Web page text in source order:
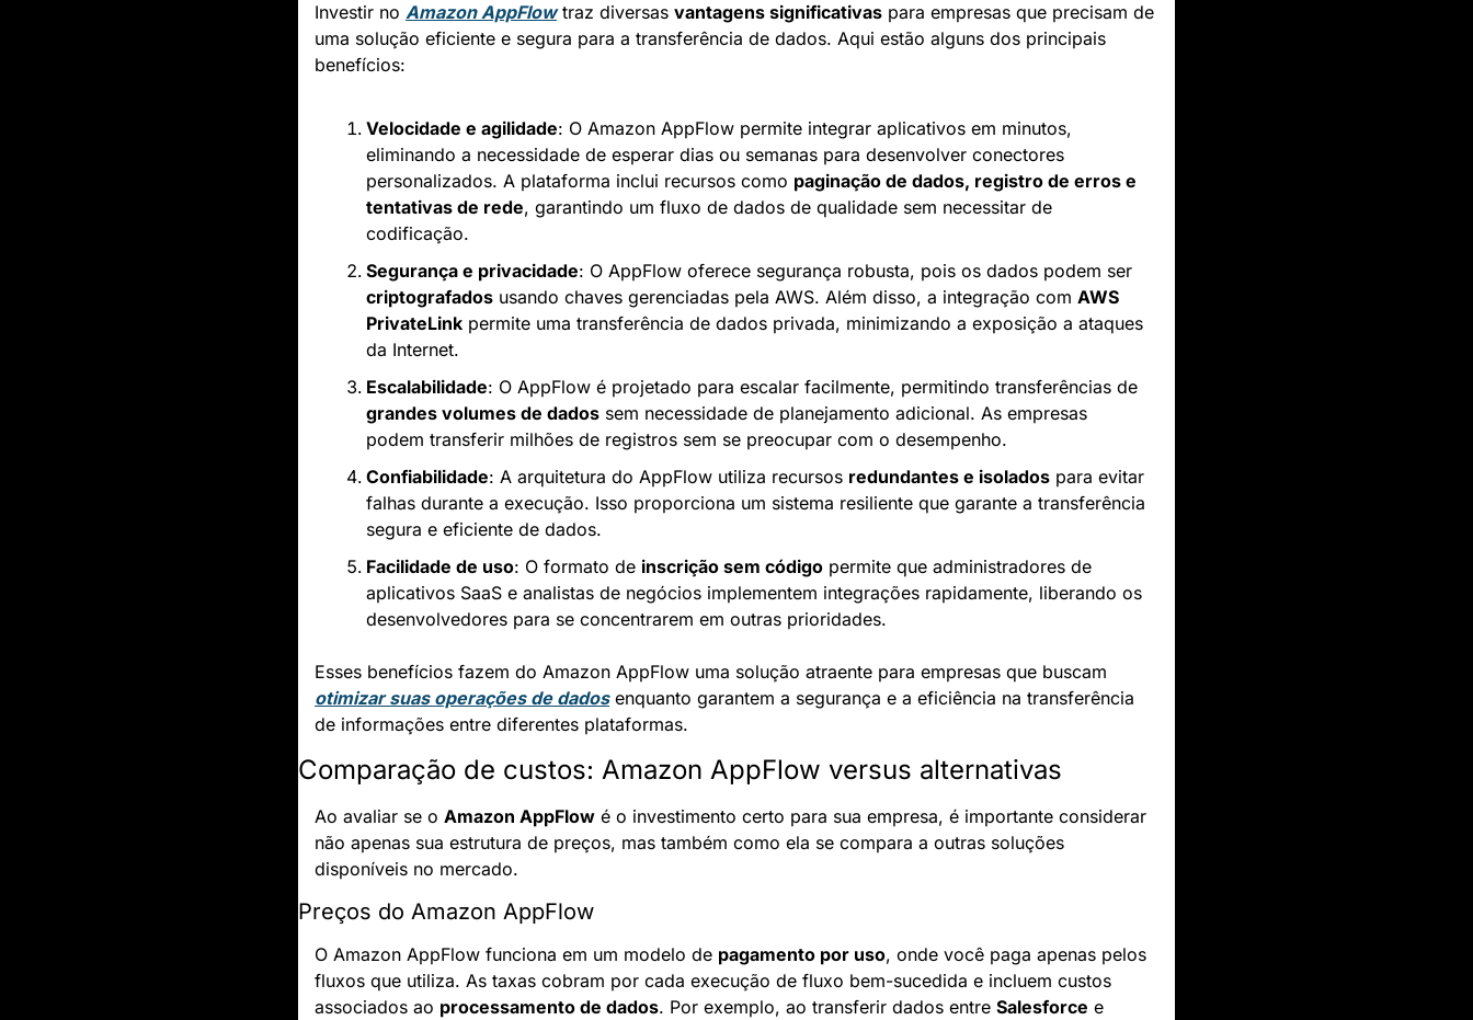
Investir no Amazon AppFlow traz diversas vantagens significativas para empresas que precisam de
uma solução eficiente e segura para a transferência de dados. Aqui estão alguns dos principais
benefícios:
Velocidade e agilidade: O Amazon AppFlow permite integrar aplicativos em minutos,
eliminando a necessidade de esperar dias ou semanas para desenvolver conectores
personalizados. A plataforma inclui recursos como paginação de dados, registro de erros e
tentativas de rede, garantindo um fluxo de dados de qualidade sem necessitar de
codificação.
Segurança e privacidade
criptografados usando chaves gerenciadas pela AWS. Além disso, a integração com AWS
PrivateLink permite uma transferência de dados privada, minimizando a exposição a ataques
da Internet.
Escalabilidade
grandes volumes de dados sem necessidade de planejamento adicional. As empresas
podem transferir milhões de registros sem se preocupar com o desempenho.
Confiabilidade: A arquitetura do AppFlow utiliza recursos redundantes e isolados para evitar
falhas durante a execução. Isso proporciona um sistema resiliente que garante a transferência
segura e eficiente de dados.
Facilidade de uso: O formato de inscrição sem código permite que administradores de
aplicativos SaaS e analistas de negócios implementem integrações rapidamente, liberando os
desenvolvedores para se concentrarem em outras prioridades.
otimizar suas operações de dados enquanto garantem a segurança e a eficiência na transferência
de informações entre diferentes plataformas.
Comparação de custos: Amazon AppFlow versus alternativas
Ao avaliar se o Amazon AppFlow é o investimento certo para sua empresa, é importante considerar
não apenas sua estrutura de preços, mas também como ela se compara a outras soluções
disponíveis no mercado.
Preços do Amazon AppFlow
O Amazon AppFlow funciona em um modelo de pagamento por uso, onde você paga apenas pelos
fluxos que utiliza. As taxas cobram por cada execução de fluxo bem-sucedida e incluem custos
associados ao processamento de dados. Por exemplo, ao transferir dados entre Salesforce